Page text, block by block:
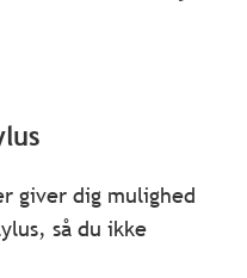
giver dig mulighed
så du ikke